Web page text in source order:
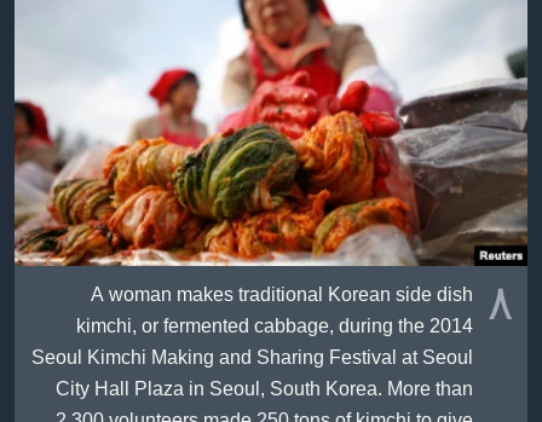
٨ A woman makes traditional Korean side dish
kimchi, or fermented cabbage, during the 2014
Seoul Kimchi Making and Sharing Festival at Seoul
City Hall Plaza in Seoul, South Korea. More than